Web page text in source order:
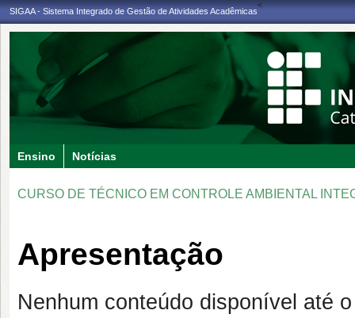
SIGAA - Sistema Integrado de Gestão de Atividades Acadêmicas
<
Ensino Notícias
CURSO DE TÉCNICO EM CONTROLE AMBIENTAL
Apresentação
Nenhum conteúdo disponível até